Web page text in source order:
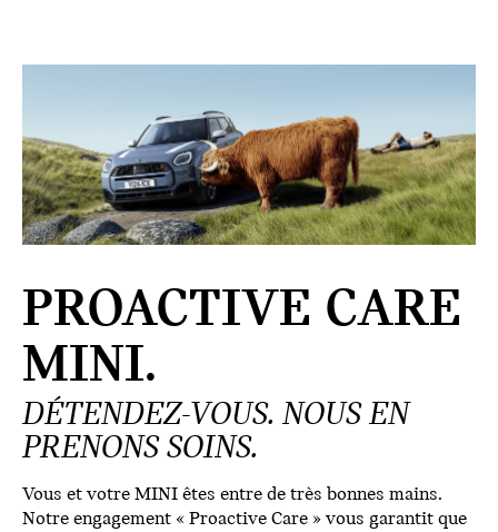
PROACTIVE CARE
MINI.
DÉTENDEZ-VOUS. NOUS EN
PRENONS SOINS.
Vous et votre MINI êtes entre de très bonnes mains.
Notre engagement « Proactive Care » vous garantit que